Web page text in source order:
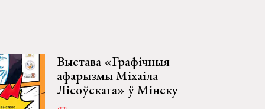
Выстава «Графічныя
афарызмы Міхаіла
Лісоўскага» ў Мінску